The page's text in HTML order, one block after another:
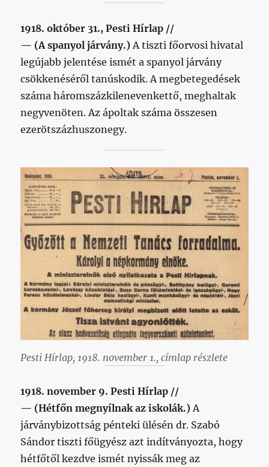
1918. október 31., Pesti Hírlap //
— (A spanyol járvány.) A tiszti főorvosi hivatal
legújabb jelentése ismét a spanyol járvány
csökkenéséről tanúskodik. A megbetegedések
száma háromszázkilenevenkettő, meghaltak
negyvenöten. Az ápoltak száma összesen
ezerötszázhuszonegy.
Pesti Hírlap, 1918. november 1., címlap részlete
1918. november 9. Pesti Hírlap //
— (Hétfőn megnyílnak az iskolák.) A
járványbizottság pénteki ülésén dr. Szabó
Sándor tiszti főügyész azt indítványozta, hogy
hétfőtől kezdve ismét nyissák meg az